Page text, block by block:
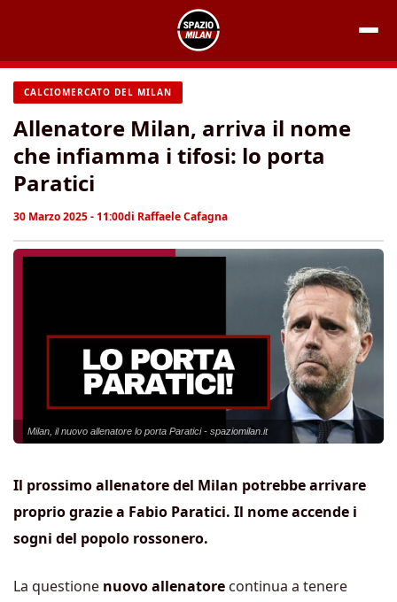
contenuto
CALCIOMERCATO DEL MILAN
Allenatore Milan, arriva il nome
che infiamma i tifosi: lo porta
Paratici
30 Marzo 2025 - 11:00di Raffaele Cafagna
Milan, il nuovo allenatore lo porta Paratici - spaziomilan.it
Il prossimo allenatore del Milan potrebbe arrivare
proprio grazie a Fabio Paratici. Il nome accende i
sogni del popolo rossonero.
La questione nuovo allenatore continua a tenere